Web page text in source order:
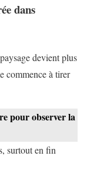
dans
devient plus
commence à tirer
pour observer la
surtout en fin